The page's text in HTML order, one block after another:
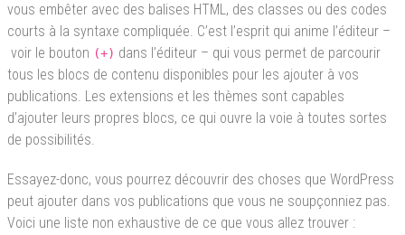
vous embêter avec des balises HTML, des classes ou des codes
courts à la syntaxe compliquée. C’est l’esprit qui anime l’éditeur –
voir le bouton (+) dans l’éditeur – qui vous permet de parcourir
tous les blocs de contenu disponibles pour les ajouter à vos
publications. Les extensions et les thèmes sont capables
d’ajouter leurs propres blocs, ce qui ouvre la voie à toutes sortes
de possibilités.
Essayez-donc, vous pourrez découvrir des choses que WordPress
peut ajouter dans vos publications que vous ne soupçonniez pas.
Voici une liste non exhaustive de ce que vous allez trouver :